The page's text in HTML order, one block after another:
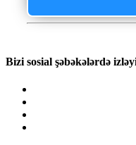
Bizi sosial şəbəkələrdə